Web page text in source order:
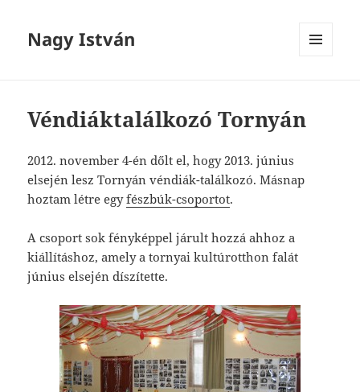
Nagy István
Véndiáktalálkozó Tornyán
2012. november 4-én dőlt el, hogy 2013. június
elsején lesz Tornyán véndiák-találkozó. Másnap
hoztam létre egyfészbúk-csoportot.
A csoport sok fényképpel járult hozzá ahhoz a
kiállításhoz, amely a tornyai kultúrotthon falát
június elsején díszítette.